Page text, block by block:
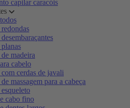
capilar caracóis
madeira
cabelo
com cerdas de javali
massagem para a cabeça
cabo fino